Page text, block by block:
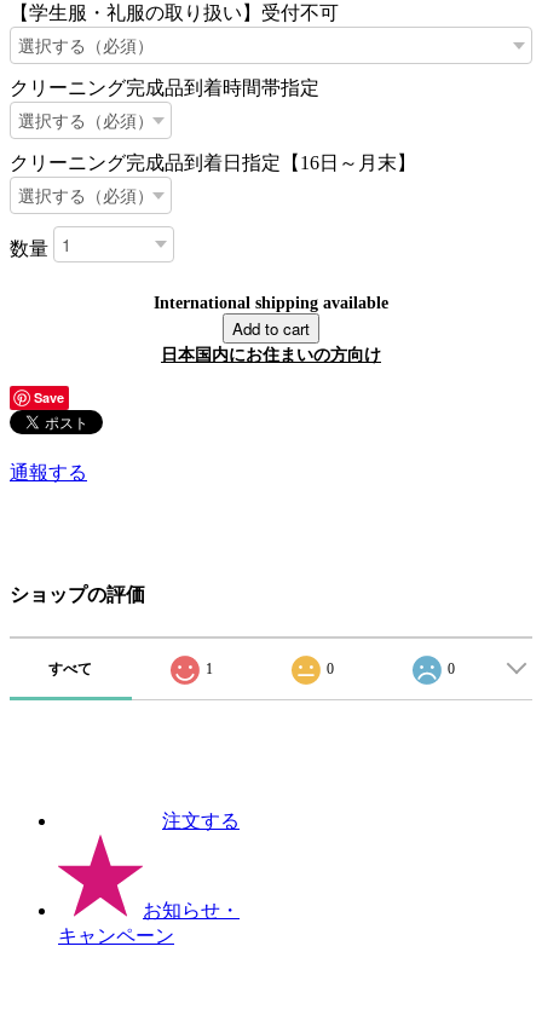
【学生服・礼服の取り扱い】受付不可
クリーニング完成品到着時間帯指定
クリーニング完成品到着日指定【16日～月末】
数量
International shipping available
Add to cart
日本国内にお住まいの方向け
Save
通報する
ショップの評価
すべて 1 0 0
注文する
お知らせ ・
キャンペーン